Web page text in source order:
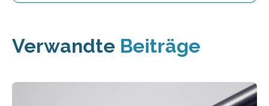
Verwandte Beiträge